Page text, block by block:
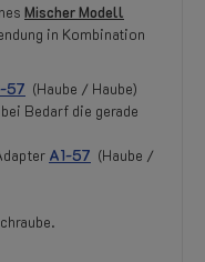
Mischer Modell
in Kombination
57 (Haube / Haube)
Bedarf die gerade
A1-57 (Haube /